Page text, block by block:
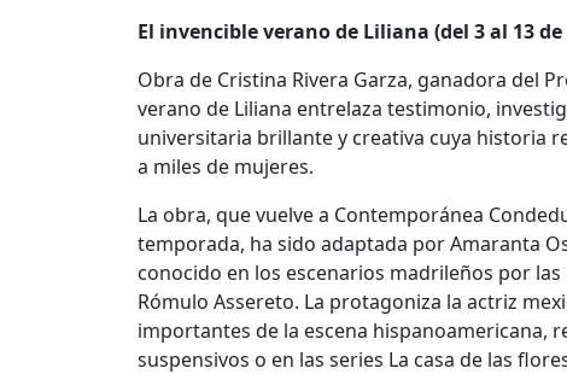
El invencible verano de Liliana (del 3 al 13
Obra de Cristina Rivera Garza, ganadora del
verano de Liliana entrelaza testimonio,
universitaria brillante y creativa cuya historia
a miles de mujeres.
La obra, que vuelve a Contemporánea
temporada, ha sido adaptada por Amaranta
conocido en los escenarios madrileños por
Rómulo Assereto. La protagoniza la actriz
importantes de la escena hispanoamericana,
suspensivos o en las series La casa de las